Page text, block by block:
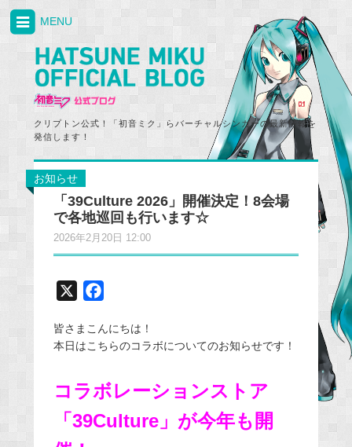
クリプトン公式！「初音ミク」らバーチャルシンガーの最新情報を
発信します！
MENU
お知らせ
「39Culture 2026」開催決定！8会場
で各地巡回も行います☆
2026年2月20日 12:00
c
e
o
o
皆さまこんにちは！
本日はこちらのコラボについてのお知らせです！
コラボレーションストア
「39Culture」が今年も開